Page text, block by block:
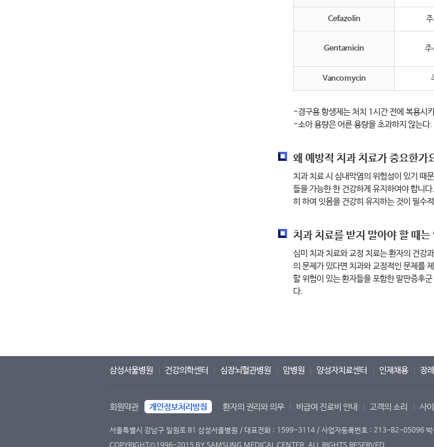
Cefazolin
Gentamicin
Vancomycin
-경구용 항생제는 처치 1시간 전에 복용시
-소아 용량은 어른 용량을 초과하지 않는다.
왜 예방적 치과 치료가 중요한가
치과 치료 시 심내막염의 위험성이 있기 때
들을 가능한 한 건강하게 유지하여야 합니
히 하여 잇몸을 건강히 유지하는 것이 필수
치과 치료를 받지 말아야 할 때는
심미 치과 치료와 교정 치료는 환자의 건강
의 문제가 있다면 치과와 교정적인 문제를
할 위험이 있는 환자들을 포함한 말판증후
다.
삼성서울병원 건강의학센터 심장뇌혈관병원 암병원 양성자치료센터 인재채용 장
회원약관 개인정보처리방침 환자의 권리와 의무 비급여 진료비 안내 고객의 소리 사
서울특별시 강남구 일원로 81 삼성서울병원 / 대표전화 : 1599-3114 / 사업자등록번호 : 213-82-05096 박